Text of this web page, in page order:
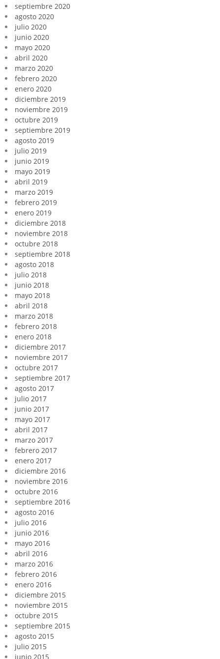
septiembre 2020
agosto 2020
julio 2020
junio 2020
mayo 2020
abril 2020
marzo 2020
febrero 2020
enero 2020
diciembre 2019
noviembre 2019
octubre 2019
septiembre 2019
agosto 2019
julio 2019
junio 2019
mayo 2019
abril 2019
marzo 2019
febrero 2019
enero 2019
diciembre 2018
noviembre 2018
octubre 2018
septiembre 2018
agosto 2018
julio 2018
junio 2018
mayo 2018
abril 2018
marzo 2018
febrero 2018
enero 2018
diciembre 2017
noviembre 2017
octubre 2017
septiembre 2017
agosto 2017
julio 2017
junio 2017
mayo 2017
abril 2017
marzo 2017
febrero 2017
enero 2017
diciembre 2016
noviembre 2016
octubre 2016
septiembre 2016
agosto 2016
julio 2016
junio 2016
mayo 2016
abril 2016
marzo 2016
febrero 2016
enero 2016
diciembre 2015
noviembre 2015
octubre 2015
septiembre 2015
agosto 2015
julio 2015
junio 2015